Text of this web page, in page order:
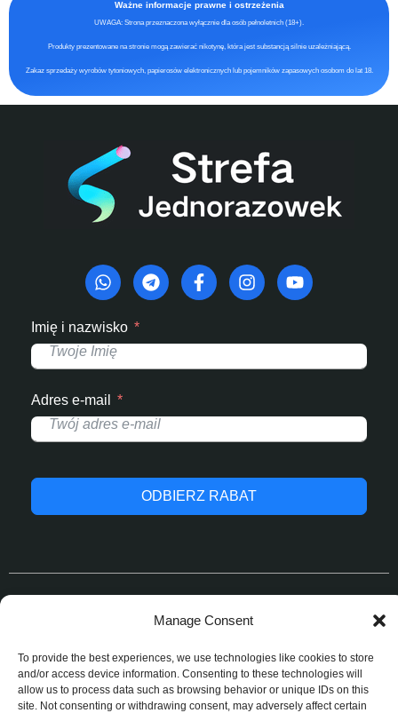
Manage Consent
To provide the best experiences, we use technologies like cookies to store
and/or access device information. Consenting to these technologies will
allow us to process data such as browsing behavior or unique IDs on this
site. Not consenting or withdrawing consent, may adversely affect certain
Ważne informacje prawne i ostrzeżenia
UWAGA: Strona przeznaczona wyłącznie dla osób pełnoletnich (18+).
Produkty prezentowane na stronie mogą zawierać nikotynę, która jest substancją silnie uzależniającą.
Zakaz sprzedaży wyrobów tytoniowych, papierosów elektronicznych lub pojemników zapasowych osobom do lat 18.
Imię i nazwisko
Adres e-mail
ODBIERZ RABAT
zastrzeżone.